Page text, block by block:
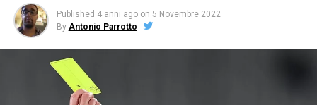
Published 4 anni ago on 5 Novembre 2022
By Antonio Parrotto